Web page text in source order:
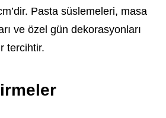
Pasta süslemeleri, masa
ve özel gün dekorasyonları
tercihtir.